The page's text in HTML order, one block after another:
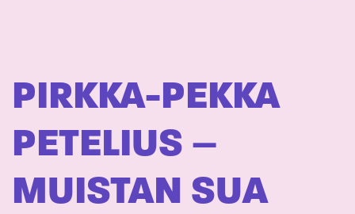
PIRKKA-PEKKA
PETELIUS –
MUISTAN SUA